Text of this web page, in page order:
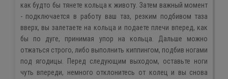
как будто бы тянете кольца к животу. Затем важный момент
- подключается в работу ваш таз, резким подбивом таза
вверх, вы залетаете на кольца и подаете плечи вперед, как
бы по дуге, принимая упор на кольца. Дальше можно
отжаться строго, либо выполнить киппингом, подбив ногами
под ягодицы. Перед следующим выходом, оставьте ноги
чуть впереди, немного отклонитесь от колец и вы снова